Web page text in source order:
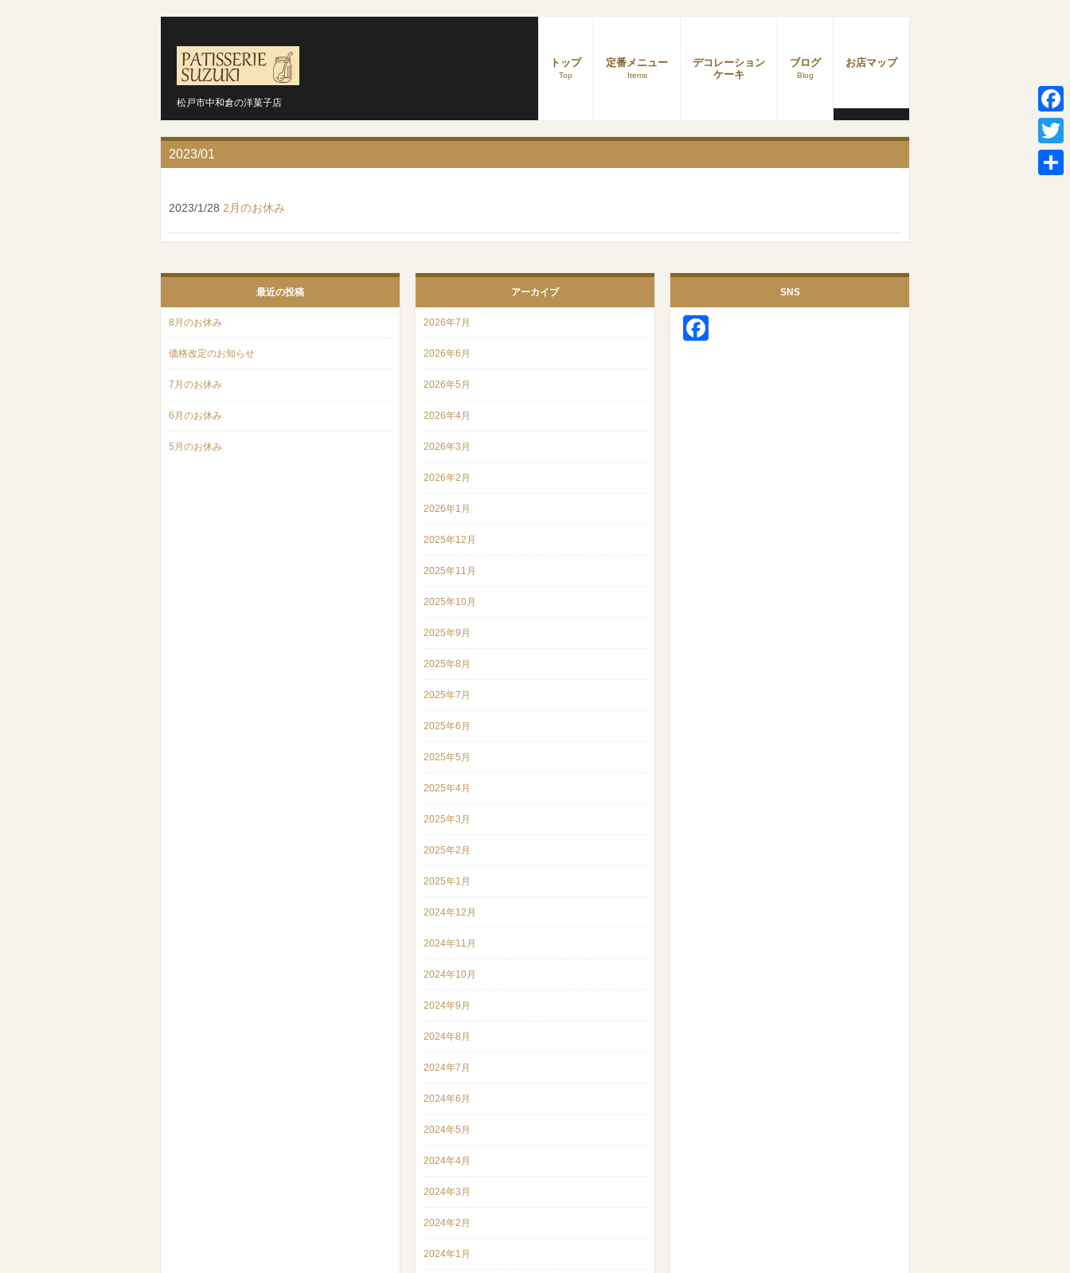
松戸市中和倉の洋菓子店
トップ
Top
定番メニュー
Items
デコレーション
ケーキ
ブログ
Blog
お店マップ
2023/01
2023/1/28 2月のお休み
最近の投稿
8月のお休み
価格改定のお知らせ
7月のお休み
6月のお休み
5月のお休み
アーカイブ
2026年7月
2026年6月
2026年5月
2026年4月
2026年3月
2026年2月
2026年1月
2025年12月
2025年11月
2025年10月
2025年9月
2025年8月
2025年7月
2025年6月
2025年5月
2025年4月
2025年3月
2025年2月
2025年1月
2024年12月
2024年11月
2024年10月
2024年9月
2024年8月
2024年7月
2024年6月
2024年5月
2024年4月
2024年3月
2024年2月
2024年1月
SNS
Twitter